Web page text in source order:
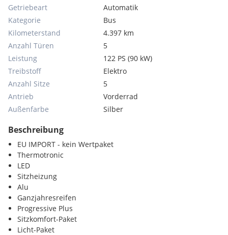
Getriebeart
Automatik
Kategorie
Bus
Kilometerstand
4.397 km
Anzahl Türen
5
Leistung
122 PS (90 kW)
Treibstoff
Elektro
Anzahl Sitze
5
Antrieb
Vorderrad
Außenfarbe
Silber
Beschreibung
EU IMPORT - kein Wertpaket
Thermotronic
LED
Sitzheizung
Alu
Ganzjahresreifen
Progressive Plus
Sitzkomfort-Paket
Licht-Paket